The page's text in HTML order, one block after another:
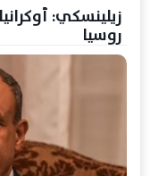
زيلينسكي:
روسيا